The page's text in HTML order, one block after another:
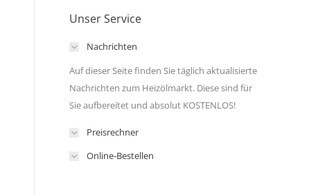
Unser Service
Nachrichten
Auf dieser Seite finden Sie täglich aktualisierte
Nachrichten zum Heizölmarkt. Diese sind für
Sie aufbereitet und absolut KOSTENLOS!
Preisrechner
Online-Bestellen